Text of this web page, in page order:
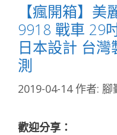
【瘋開箱】
9918 戰車 29
日本設計 台
測
2019-04-14 作者: 腳
歡迎分享：